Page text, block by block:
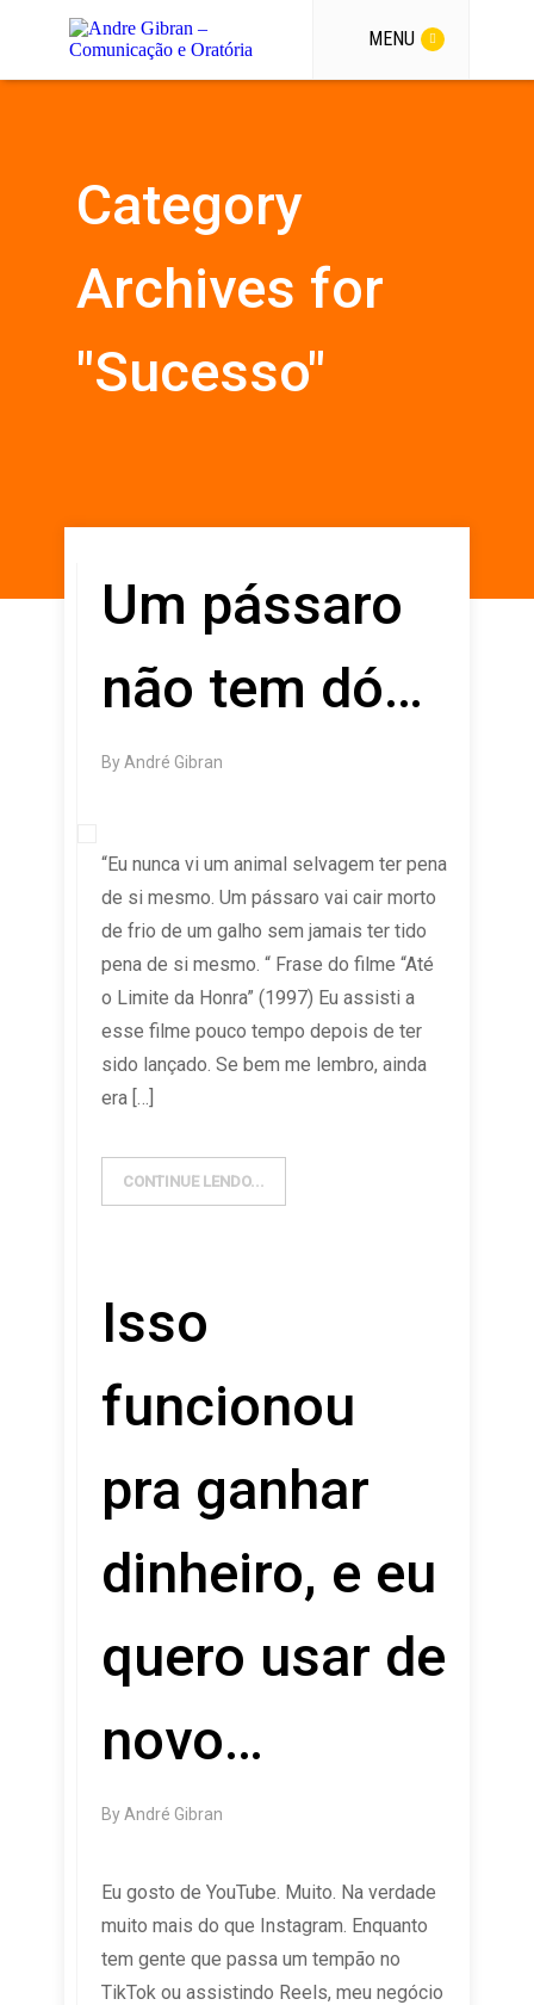
MENU
Category
Archives for
"Sucesso"
Um pássaro
não tem dó…
By André Gibran
“Eu nunca vi um animal selvagem ter pena
de si mesmo. Um pássaro vai cair morto
de frio de um galho sem jamais ter tido
pena de si mesmo. “ Frase do filme “Até
o Limite da Honra” (1997) Eu assisti a
esse filme pouco tempo depois de ter
sido lançado. Se bem me lembro, ainda
era […]
CONTINUE LENDO...
Isso
funcionou
pra ganhar
dinheiro, e eu
quero usar de
novo…
By André Gibran
Eu gosto de YouTube. Muito. Na verdade
muito mais do que Instagram. Enquanto
tem gente que passa um tempão no
TikTok ou assistindo Reels, meu negócio